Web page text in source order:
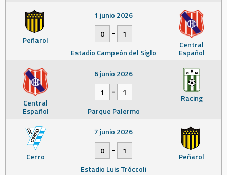
Peñarol Central
Español
1 junio 2026
0
-
1
Estadio Campeón del Siglo
Central
Español
Racing
6 junio 2026
1
-
1
Parque Palermo
Cerro Peñarol
7 junio 2026
0
-
1
Estadio Luis Tróccoli